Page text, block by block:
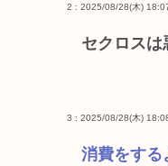
2 : 2025/08/28(木)
セクロスは
3 : 2025/08/28(木)
消費をする